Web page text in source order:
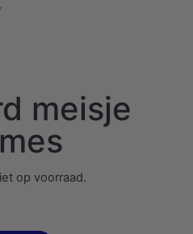
meisje
op voorraad.